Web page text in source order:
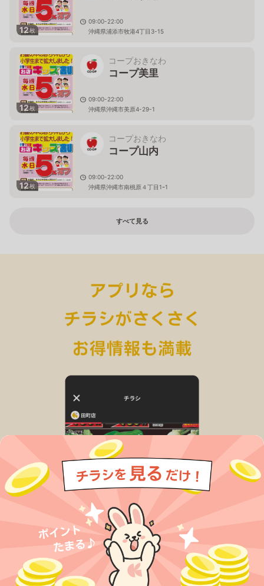
12枚
09:00-22:00
沖縄県浦添市牧港4丁目3-15
12枚
コープおきなわ
コープ美里
09:00-22:00
沖縄県沖縄市美原4-29-1
12枚
コープおきなわ
コープ山内
09:00-22:00
沖縄県沖縄市南桃原４丁目1ｰ1
すべて見る